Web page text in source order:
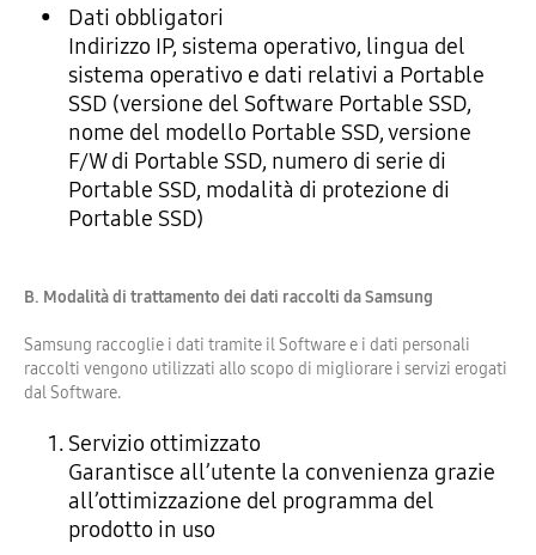
Dati obbligatori
Indirizzo IP, sistema operativo, lingua del
sistema operativo e dati relativi a Portable
SSD (versione del Software Portable SSD,
nome del modello Portable SSD, versione
F/W di Portable SSD, numero di serie di
Portable SSD, modalità di protezione di
Portable SSD)
B. Modalità di trattamento dei dati raccolti da Samsung
Samsung raccoglie i dati tramite il Software e i dati personali
raccolti vengono utilizzati allo scopo di migliorare i servizi erogati
dal Software.
Servizio ottimizzato
Garantisce all’utente la convenienza grazie
all’ottimizzazione del programma del
prodotto in uso